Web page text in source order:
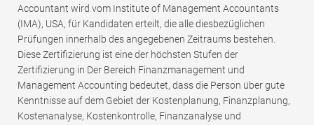
Accountant wird vom Institute of Management Accountants
(IMA), USA, für Kandidaten erteilt, die alle diesbezüglichen
Prüfungen innerhalb des angegebenen Zeitraums bestehen.
Diese Zertifizierung ist eine der höchsten Stufen der
Zertifizierung in Der Bereich Finanzmanagement und
Management Accounting bedeutet, dass die Person über gute
Kenntnisse auf dem Gebiet der Kostenplanung, Finanzplanung,
Kostenanalyse, Kostenkontrolle, Finanzanalyse und